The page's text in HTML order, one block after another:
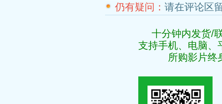
仍有疑问： 请在评论区
十分钟内发货/
支持手机、电脑、
所购影片终